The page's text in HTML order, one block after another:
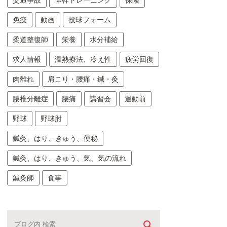
免疫 動画 投球フォーム
柔道整復師 栄養 水分補給
求人情報 温熱療法、冷え性 疲労回復
肉離れ 肩こり・腰痛・鍼・灸
腰椎分離症 腰痛 講習会 運動前
野球 野球肘
鍼灸、はり、きゅう、便秘
鍼灸、はり、きゅう、気、気の流れ
鍼灸師 食事